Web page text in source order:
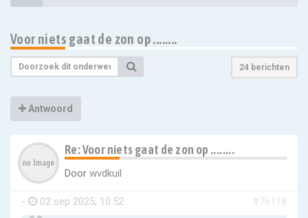
Voor niets gaat de zon op ........
24 berichten
Antwoord
Re: Voor niets gaat de zon op ........
Door wvdkuil
- 02 sep 2025, 10:52
#76118